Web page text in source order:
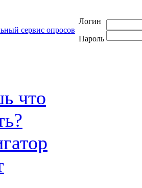
Логин
Пароль